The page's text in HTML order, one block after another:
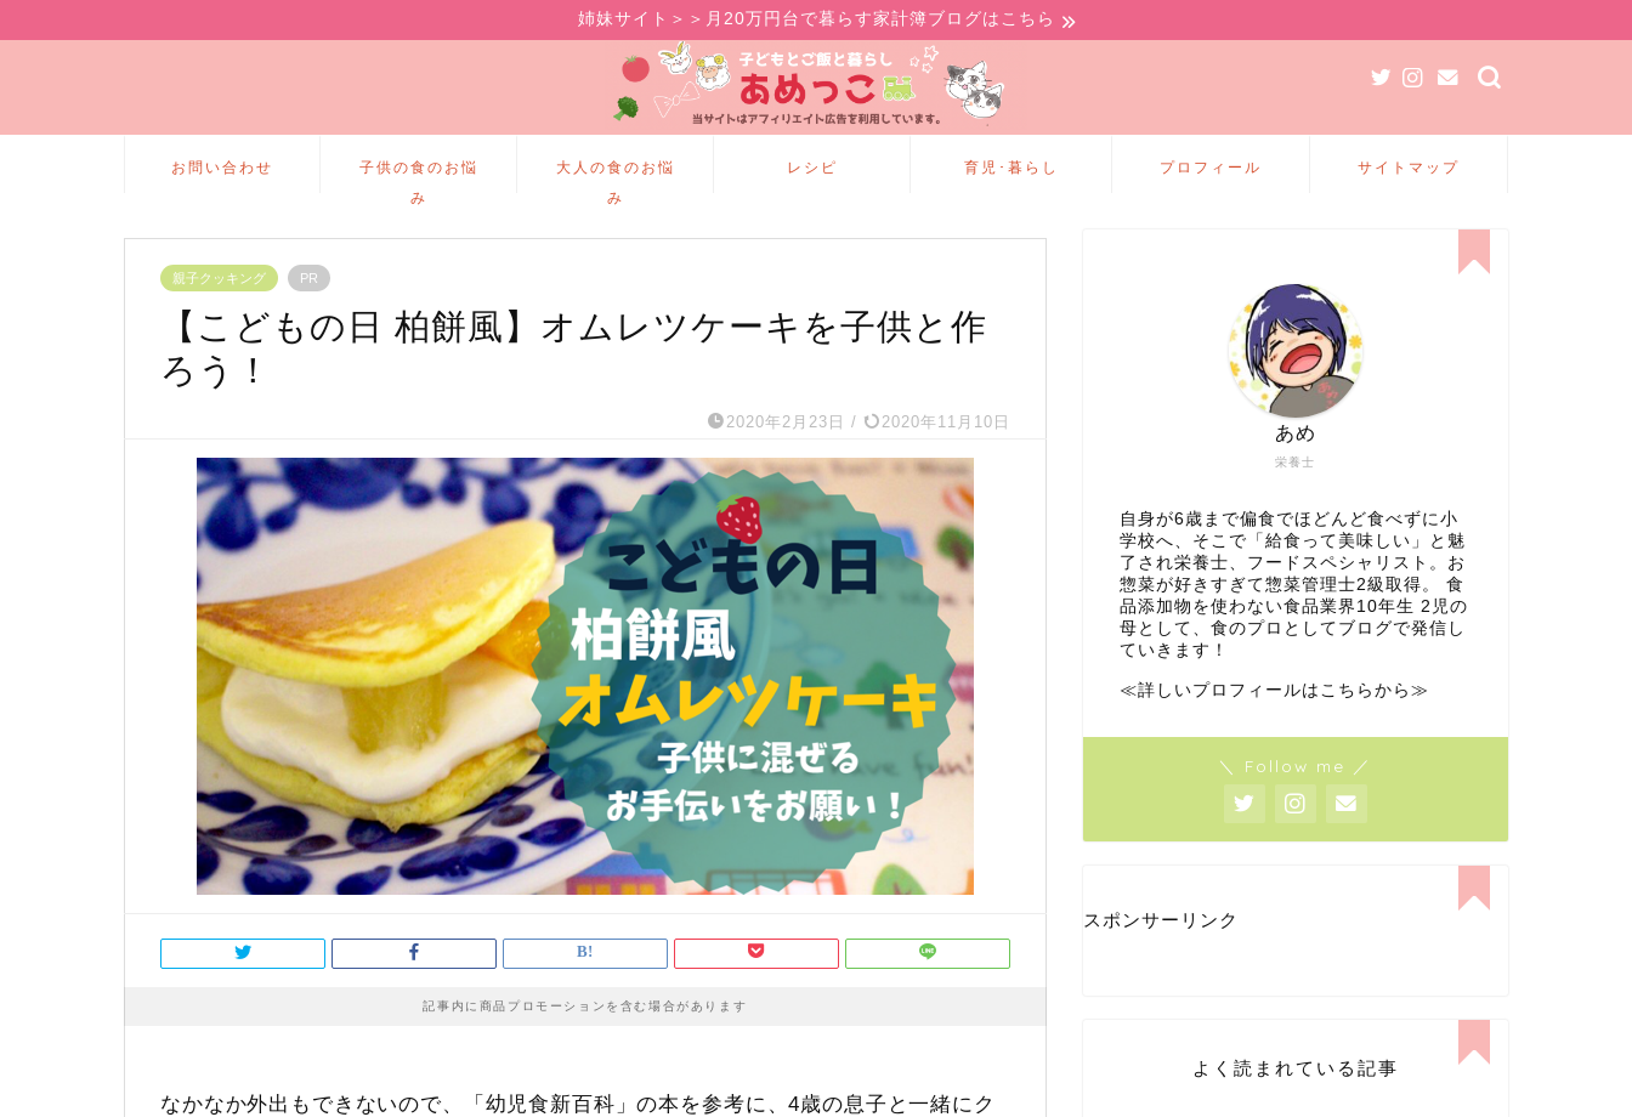
姉妹サイト＞＞月20万円台で暮らす家計簿ブログはこちら
お問い合わせ
子供の食のお悩
み
大人の食のお悩
み
レシピ 育児･暮らし プロフィール サイトマップ
親子クッキング PR
【こどもの日 柏餅風】オムレツケーキを子供と作
ろう！
2020年2月23日 / 2020年11月10日
記事内に商品プロモーションを含む場合があります
なかなか外出もできないので、「幼児食新百科」の本を参考に、4歳の息子と一緒にク
栄養士
あめ
自身が6歳まで偏食でほどんど食べずに小
学校へ、そこで「給食って美味しい」と魅
了され栄養士、フードスペシャリスト。お
惣菜が好きすぎて惣菜管理士2級取得。 食
品添加物を使わない食品業界10年生 2児の
母として、食のプロとしてブログで発信し
ていきます！
≪詳しいプロフィールはこちらから≫
＼ Follow me ／
スポンサーリンク
よく読まれている記事